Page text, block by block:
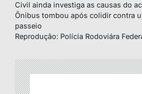
Civil ainda investiga as causas do
Ônibus tombou após colidir contra
passeio
Reprodução: Polícia Rodoviára